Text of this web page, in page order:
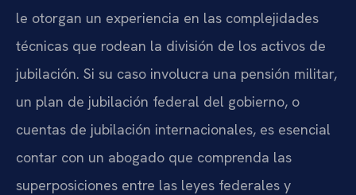
le otorgan un experiencia en las complejidades
técnicas que rodean la división de los activos de
jubilación. Si su caso involucra una pensión militar,
un plan de jubilación federal del gobierno, o
cuentas de jubilación internacionales, es esencial
contar con un abogado que comprenda las
superposiciones entre las leyes federales y